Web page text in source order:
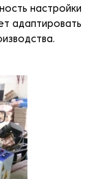
настройки
адаптировать